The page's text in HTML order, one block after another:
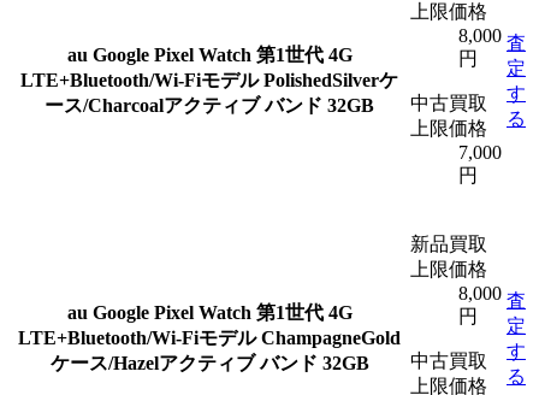
au Google Pixel Watch 第1世代 4G
LTE+Bluetooth/Wi-Fiモデル PolishedSilverケ
ース/Charcoalアクティブ バンド 32GB
上限価格
8,000
円
中古買取
上限価格
7,000
円
査
定
す
る
au Google Pixel Watch 第1世代 4G
LTE+Bluetooth/Wi-Fiモデル ChampagneGold
ケース/Hazelアクティブ バンド 32GB
新品買取
上限価格
8,000
円
中古買取
上限価格
査
定
す
る